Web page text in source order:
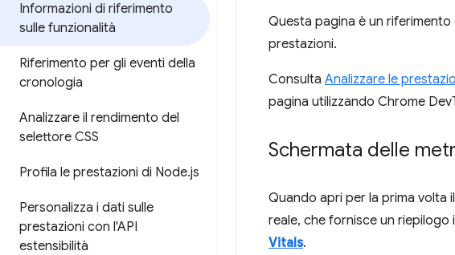
Informazioni di riferimento
sulle funzionalità
Riferimento per gli eventi della
cronologia
Analizzare il rendimento del
selettore CSS
Profila le prestazioni di Node.js
Personalizza i dati sulle
prestazioni con l'API
estensibilità
Questa pagina è un
prestazioni.
Consulta Analizzare le
pagina utilizzando Chrome
Schermata delle
Quando apri per la prima volta
reale, che fornisce un
Vitals.